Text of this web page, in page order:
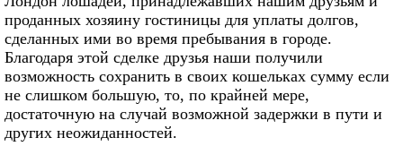
проданных хозяину гостиницы для уплаты долгов,
сделанных ими во время пребывания в городе.
Благодаря этой сделке друзья наши получили
возможность сохранить в своих кошельках сумму если
не слишком большую, то, по крайней мере,
достаточную на случай возможной задержки в пути и
других неожиданностей.